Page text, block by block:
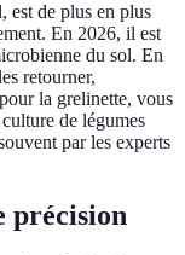
est de plus en plus
En 2026, il est
du sol. En
retourner,
la grelinette, vous
de légumes
par les experts
précision